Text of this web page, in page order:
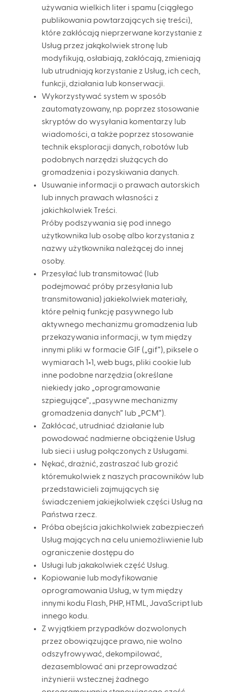
używania wielkich liter i spamu (ciągłego
publikowania powtarzających się treści),
które zakłócają nieprzerwane korzystanie z
Usług przez jakąkolwiek stronę lub
modyfikują, osłabiają, zakłócają, zmieniają
lub utrudniają korzystanie z Usług, ich cech,
funkcji, działania lub konserwacji.
Wykorzystywać system w sposób
zautomatyzowany, np. poprzez stosowanie
skryptów do wysyłania komentarzy lub
wiadomości, a także poprzez stosowanie
technik eksploracji danych, robotów lub
podobnych narzędzi służących do
gromadzenia i pozyskiwania danych.
Usuwanie informacji o prawach autorskich
lub innych prawach własności z
jakichkolwiek Treści.
Próby podszywania się pod innego
użytkownika lub osobę albo korzystania z
nazwy użytkownika należącej do innej
osoby.
Przesyłać lub transmitować (lub
podejmować próby przesyłania lub
transmitowania) jakiekolwiek materiały,
które pełnią funkcję pasywnego lub
aktywnego mechanizmu gromadzenia lub
przekazywania informacji, w tym między
innymi pliki w formacie GIF („gif”), piksele o
wymiarach 1×1, web bugs, pliki cookie lub
inne podobne narzędzia (określane
niekiedy jako „oprogramowanie
szpiegujące”, „pasywne mechanizmy
gromadzenia danych” lub „PCM”).
Zakłócać, utrudniać działanie lub
powodować nadmierne obciążenie Usług
lub sieci i usług połączonych z Usługami.
Nękać, drażnić, zastraszać lub grozić
któremukolwiek z naszych pracowników lub
przedstawicieli zajmujących się
świadczeniem jakiejkolwiek części Usług na
Państwa rzecz.
Próba obejścia jakichkolwiek zabezpieczeń
Usług mających na celu uniemożliwienie lub
ograniczenie dostępu do
Usługi lub jakakolwiek część Usług.
Kopiowanie lub modyfikowanie
oprogramowania Usług, w tym między
innymi kodu Flash, PHP, HTML, JavaScript lub
innego kodu.
Z wyjątkiem przypadków dozwolonych
przez obowiązujące prawo, nie wolno
odszyfrowywać, dekompilować,
dezasemblować ani przeprowadzać
inżynierii wstecznej żadnego